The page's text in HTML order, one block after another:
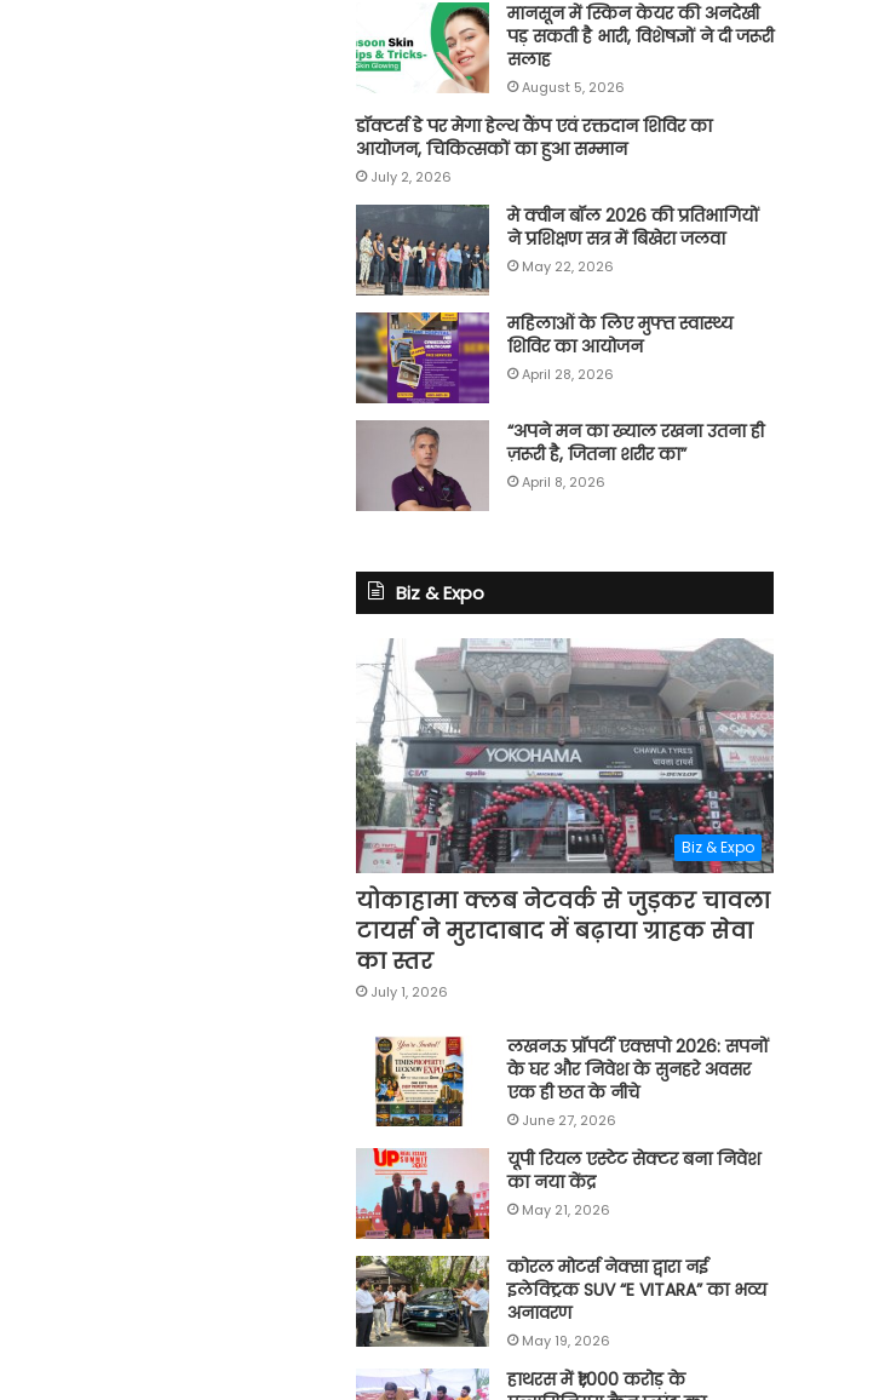
मानसून में स्किन केयर की अनदेखी
पड़ सकती है भारी, विशेषज्ञों ने दी जरूरी
सलाह
August 5, 2026
डॉक्टर्स डे पर मेगा हेल्थ कैंप एवं रक्तदान शिविर का
आयोजन, चिकित्सकों का हुआ सम्मान
July 2, 2026
मे क्वीन बॉल 2026 की प्रतिभागियों
ने प्रशिक्षण सत्र में बिखेरा जलवा
May 22, 2026
महिलाओं के लिए मुफ्त स्वास्थ्य
शिविर का आयोजन
April 28, 2026
“अपने मन का ख्याल रखना उतना ही
ज़रूरी है, जितना शरीर का”
April 8, 2026
Biz & Expo
Biz & Expo
योकाहामा क्लब नेटवर्क से जुड़कर चावला
टायर्स ने मुरादाबाद में बढ़ाया ग्राहक सेवा
का स्तर
July 1, 2026
लखनऊ प्रॉपर्टी एक्सपो 2026: सपनों
के घर और निवेश के सुनहरे अवसर
एक ही छत के नीचे
June 27, 2026
यूपी रियल एस्टेट सेक्टर बना निवेश
का नया केंद्र
May 21, 2026
कोरल मोटर्स नेक्सा द्वारा नई
इलेक्ट्रिक SUV “E VITARA” का भव्य
अनावरण
May 19, 2026
हाथरस में ₹1,000 करोड़ के